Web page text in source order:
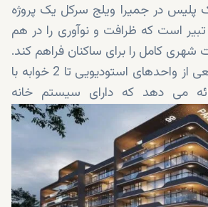
های 99 پارک پلیس در جمیرا ویلج سرکل یک پروژه
است که ظرافت و نوآوری را در هم
کامل را برای ساکنان فراهم کند.
این پروژه طیف وسیعی از واحدهای استودیویی تا 2 خوابه با
می دهد که دارای سیستم خانه
واحدها همچنین دارای فضای داخلی
متریال ساخته شده است. علاوه
درجه یک فراتر از آپارتمان خود بهره
بیشتر در مورد آدرس، ویژگی ها و
ارائه شده است.